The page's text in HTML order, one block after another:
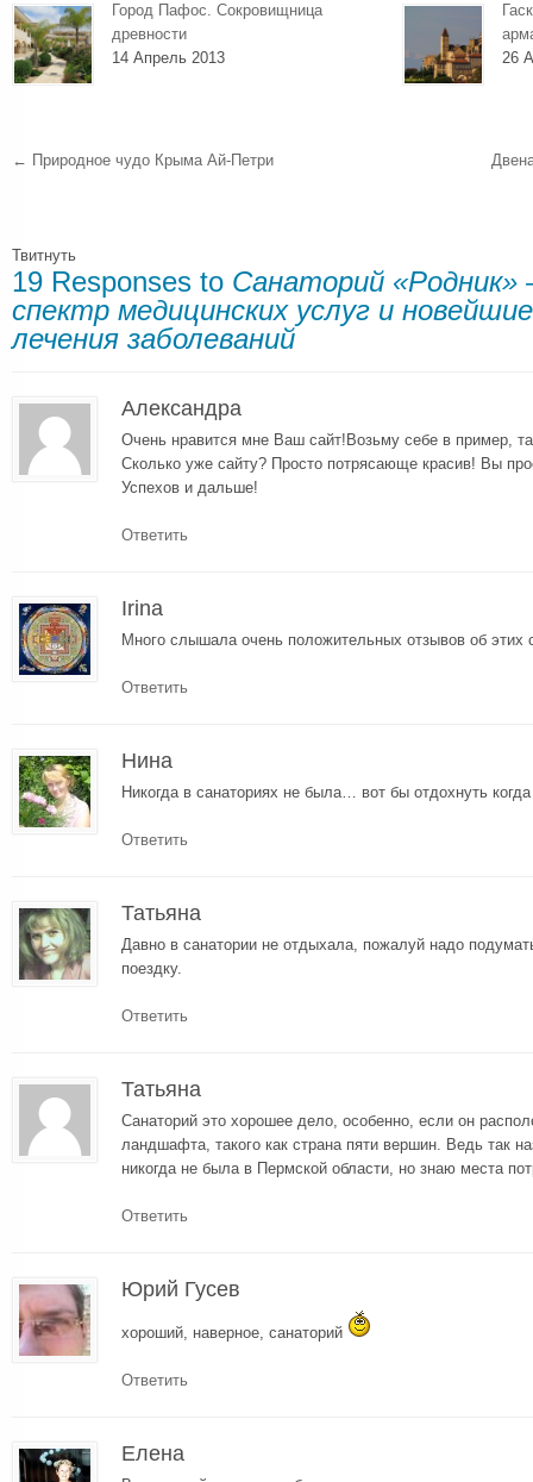
Город Пафос. Сокровищница
древности
14 Апрель 2013
26
← Природное чудо Крыма Ай-Петри
Твитнуть
19 Responses to Санаторий «Родник»
спектр медицинских услуг и
лечения заболеваний
Александра
Очень нравится мне Ваш сайт!Возьму себе в пример,
Сколько уже сайту? Просто потрясающе красив! Вы
Успехов и дальше!
Ответить
Irina
Много слышала очень положительных отзывов об этих
Ответить
Нина
Никогда в санаториях не была… вот бы отдохнуть
Ответить
Татьяна
Давно в санатории не отдыхала, пожалуй надо
поездку.
Ответить
Татьяна
Санаторий это хорошее дело, особенно, если он
ландшафта, такого как страна пяти вершин. Ведь так
никогда не была в Пермской области, но знаю места
Ответить
Юрий Гусев
хороший, наверное, санаторий
Ответить
Елена